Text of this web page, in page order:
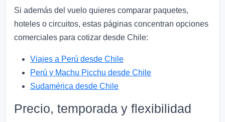
Si además del vuelo quieres comparar paquetes,
hoteles o circuitos, estas páginas concentran opciones
comerciales para cotizar desde Chile:
Viajes a Perú desde Chile
Perú y Machu Picchu desde Chile
Sudamérica desde Chile
Precio, temporada y flexibilidad